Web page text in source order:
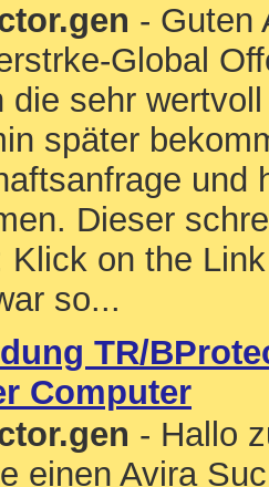
- Guten
Global
die sehr
später
und
Dieser
Klick on the
so...
TR/
Computer
- Hallo
einen Avira